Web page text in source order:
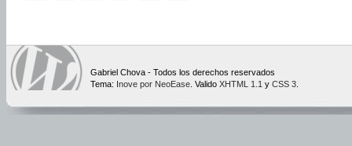
Gabriel Chova - Todos los derechos reservados
Tema: Inove por NeoEase . Valido XHTML 1.1 y CSS 3